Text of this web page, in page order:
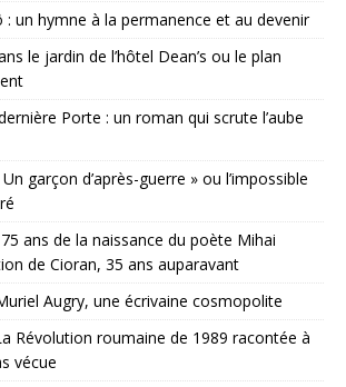
: un hymne à la permanence et au devenir
le jardin de l’hôtel Dean’s ou le plan
Porte : un roman qui scrute l’aube
garçon d’après-guerre » ou l’impossible
ans de la naissance du poète Mihai
de Cioran, 35 ans auparavant
Augry, une écrivaine cosmopolite
Révolution roumaine de 1989 racontée à
vécue